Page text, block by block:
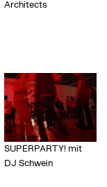
Architects
SUPERPARTY! mit
DJ Schwein